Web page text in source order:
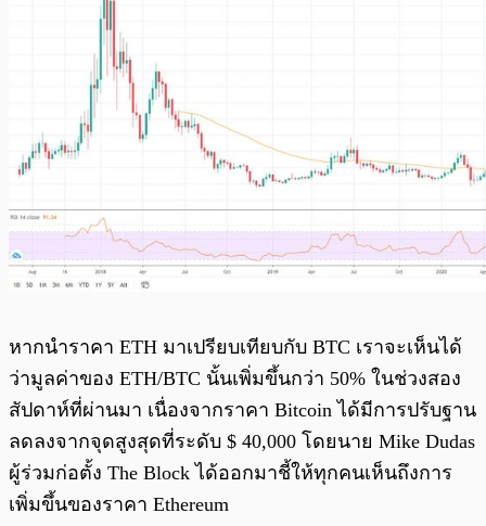
หากนำราคา ETH มาเปรียบเทียบกับ BTC เราจะเห็นได้
ว่ามูลค่าของ ETH/BTC นั้นเพิ่มขึ้นกว่า 50% ในช่วงสอง
สัปดาห์ที่ผ่านมา เนื่องจากราคา Bitcoin ได้มีการปรับฐาน
ลดลงจากจุดสูงสุดที่ระดับ $ 40,000 โดยนาย Mike Dudas
ผู้ร่วมก่อตั้ง The Block ได้ออกมาชี้ให้ทุกคนเห็นถึงการ
เพิ่มขึ้นของราคา Ethereum